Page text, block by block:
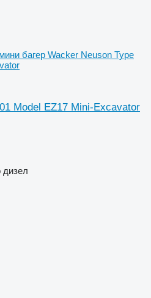
мини багер Wacker Neuson Type
Model EZ17 Mini-Excavator
дизел